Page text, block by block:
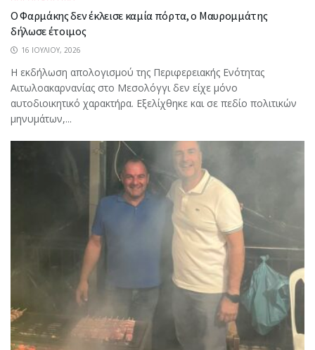
Ο Φαρμάκης δεν έκλεισε καμία πόρτα, ο Μαυρομμάτης
δήλωσε έτοιμος
16 ΙΟΥΛΊΟΥ, 2026
Η εκδήλωση απολογισμού της Περιφερειακής Ενότητας
Αιτωλοακαρνανίας στο Μεσολόγγι δεν είχε μόνο
αυτοδιοικητικό χαρακτήρα. Εξελίχθηκε και σε πεδίο πολιτικών
μηνυμάτων,...